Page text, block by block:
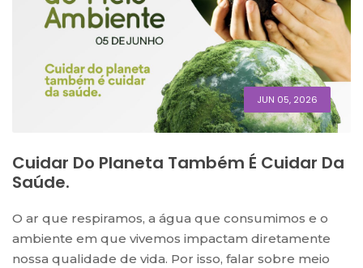
JUN 05, 2026
Cuidar Do Planeta Também É Cuidar Da
Saúde.
O ar que respiramos, a água que consumimos e o
ambiente em que vivemos impactam diretamente
nossa qualidade de vida. Por isso, falar sobre meio